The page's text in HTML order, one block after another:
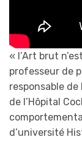
« l’Art brut
professeur de
responsable
de l’Hôpital
d’université